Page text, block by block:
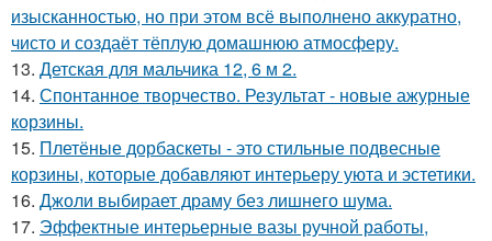
изысканностью, но при этом всё выполнено аккуратно,
чисто и создаёт тёплую домашнюю атмосферу.
13. Детская для мальчика 12, 6 м 2.
14. Спонтанное творчество. Результат - новые ажурные
корзины.
15. Плетёные дорбаскеты - это стильные подвесные
корзины, которые добавляют интерьеру уюта и эстетики.
16. Джоли выбирает драму без лишнего шума.
17. Эффектные интерьерные вазы ручной работы,